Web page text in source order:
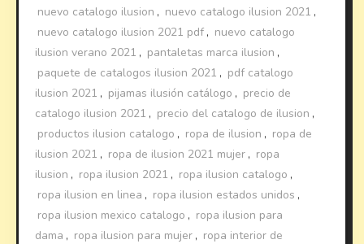
nuevo catalogo ilusion , nuevo catalogo ilusion 2021 ,
nuevo catalogo ilusion 2021 pdf , nuevo catalogo
ilusion verano 2021 , pantaletas marca ilusion ,
paquete de catalogos ilusion 2021 , pdf catalogo
ilusion 2021 , pijamas ilusión catálogo , precio de
catalogo ilusion 2021 , precio del catalogo de ilusion ,
productos ilusion catalogo , ropa de ilusion , ropa de
ilusion 2021 , ropa de ilusion 2021 mujer , ropa
ilusion , ropa ilusion 2021 , ropa ilusion catalogo ,
ropa ilusion en linea , ropa ilusion estados unidos ,
ropa ilusion mexico catalogo , ropa ilusion para
dama , ropa ilusion para mujer , ropa interior de